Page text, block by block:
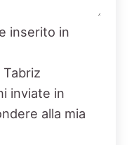
inserito in
inviate in
alla mia